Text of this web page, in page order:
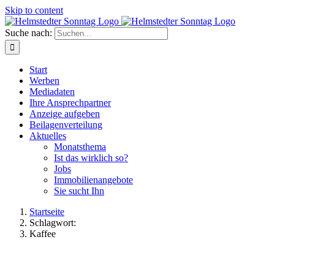
Skip to content
Suche nach:
Start
Werben
Mediadaten
Ihre Ansprechpartner
Anzeige aufgeben
Beilagenverteilung
Aktuelles
Monatsthema
Ist das wirklich so?
Jobs
Immobilienangebote
Sie sucht Ihn
Startseite
Schlagwort:
Kaffee